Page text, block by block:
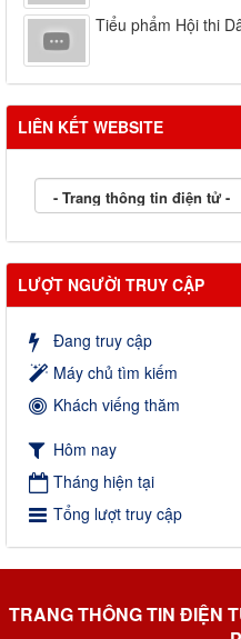
Tiểu phẩm Hội thi
LIÊN KẾT WEBSITE
LƯỢT NGƯỜI TRUY CẬP
Đang truy cập
Máy chủ tìm kiếm
Khách viếng thăm
Hôm nay
Tháng hiện tại
Tổng lượt truy cập
TRANG THÔNG TIN ĐIỆN